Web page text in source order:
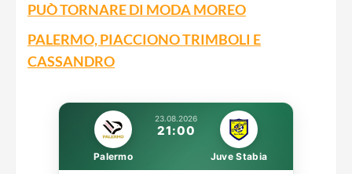
PUÒ TORNARE DI MODA MOREO
PALERMO, PIACCIONO TRIMBOLI E
CASSANDRO
23.08.2026
21:00
Palermo Juve Stabia